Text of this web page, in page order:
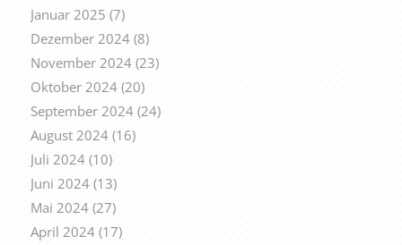
Januar 2025 (7)
Dezember 2024(8)
November 2024(23)
Oktober 2024(20)
September 2024(24)
August 2024(16)
Juli 2024(10)
Juni 2024(13)
Mai 2024(27)
April 2024(17)